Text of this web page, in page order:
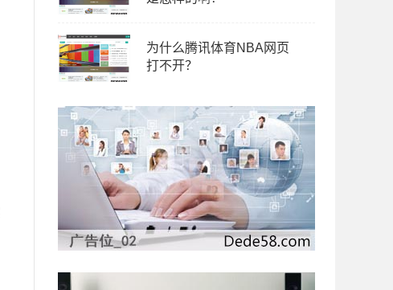
为什么腾讯体育NBA网页
打不开？